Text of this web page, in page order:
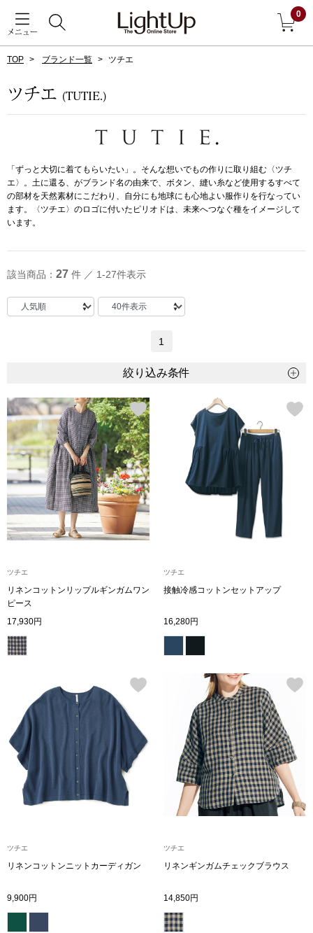
メニュー
0
すべて見る
アクセサリー
ン雑貨
アウター
コート
シャツ
セーター／カ
その他
パンツ／スラ
ショート･クロ
デニム
その他
TOP ブランド一覧 ツチエ
ツチエ (TUTIE.)
「ずっと大切に着てもらいたい」。そんな想いでもの作りに取り組む〈ツチ
エ〉。土に還る、がブランド名の由来で、ボタン、縫い糸など使用するすべて
の部材を天然素材にこだわり、自分にも地球にも心地よい服作りを行なってい
ます。〈ツチエ〉のロゴに付いたピリオドは、未来へつなぐ種をイメージして
います。
該当商品： 27 件 ／ 1-27件表示
1
絞り込み条件
ツチエ
リネンコットンリップルギンガムワン
ピース
17,930円
ツチエ
接触冷感コットンセットアップ
16,280円
ツチエ
リネンコットンニットカーディガン
9,900円
ツチエ
リネンギンガムチェックブラウス
14,850円